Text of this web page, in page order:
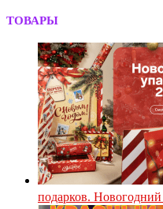
ТОВАРЫ
подарков. Новогодний